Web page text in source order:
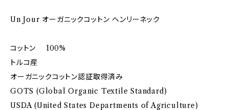
Un Jour オーガニックコットン ヘンリーネック
コットン 100%
トルコ産
オーガニックコットン認証取得済み
GOTS (Global Organic Textile Standard)
USDA (United States Departments of Agriculture)